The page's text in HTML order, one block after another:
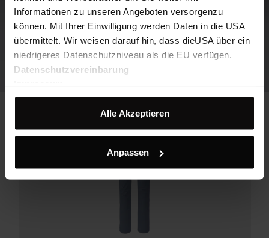
Informationen zu unseren Angeboten versorgenzu
können. Mit Ihrer Einwilligung werden Daten in die USA
übermittelt. Wir weisen darauf hin, dass dieUSA über ein
niedrigeres Datenschutzniveau als die EU verfügen.
Datenschutzvereinbarung
Alle Akzeptieren
Anpassen